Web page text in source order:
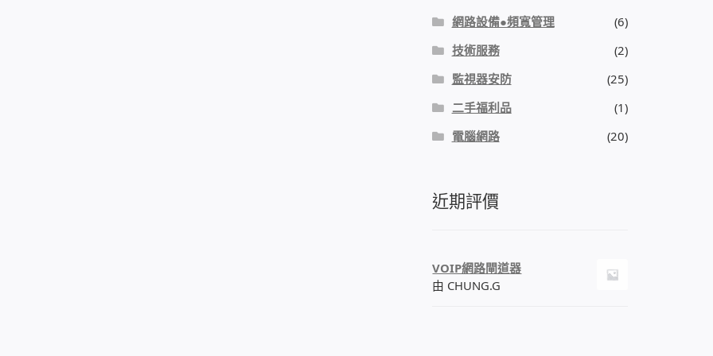
網路設備●頻寬管理
(6)
技術服務
(2)
監視器安防
(25)
二手福利品
(1)
電腦網路
(20)
近期評價
VOIP網路閘道器
由 CHUNG.G